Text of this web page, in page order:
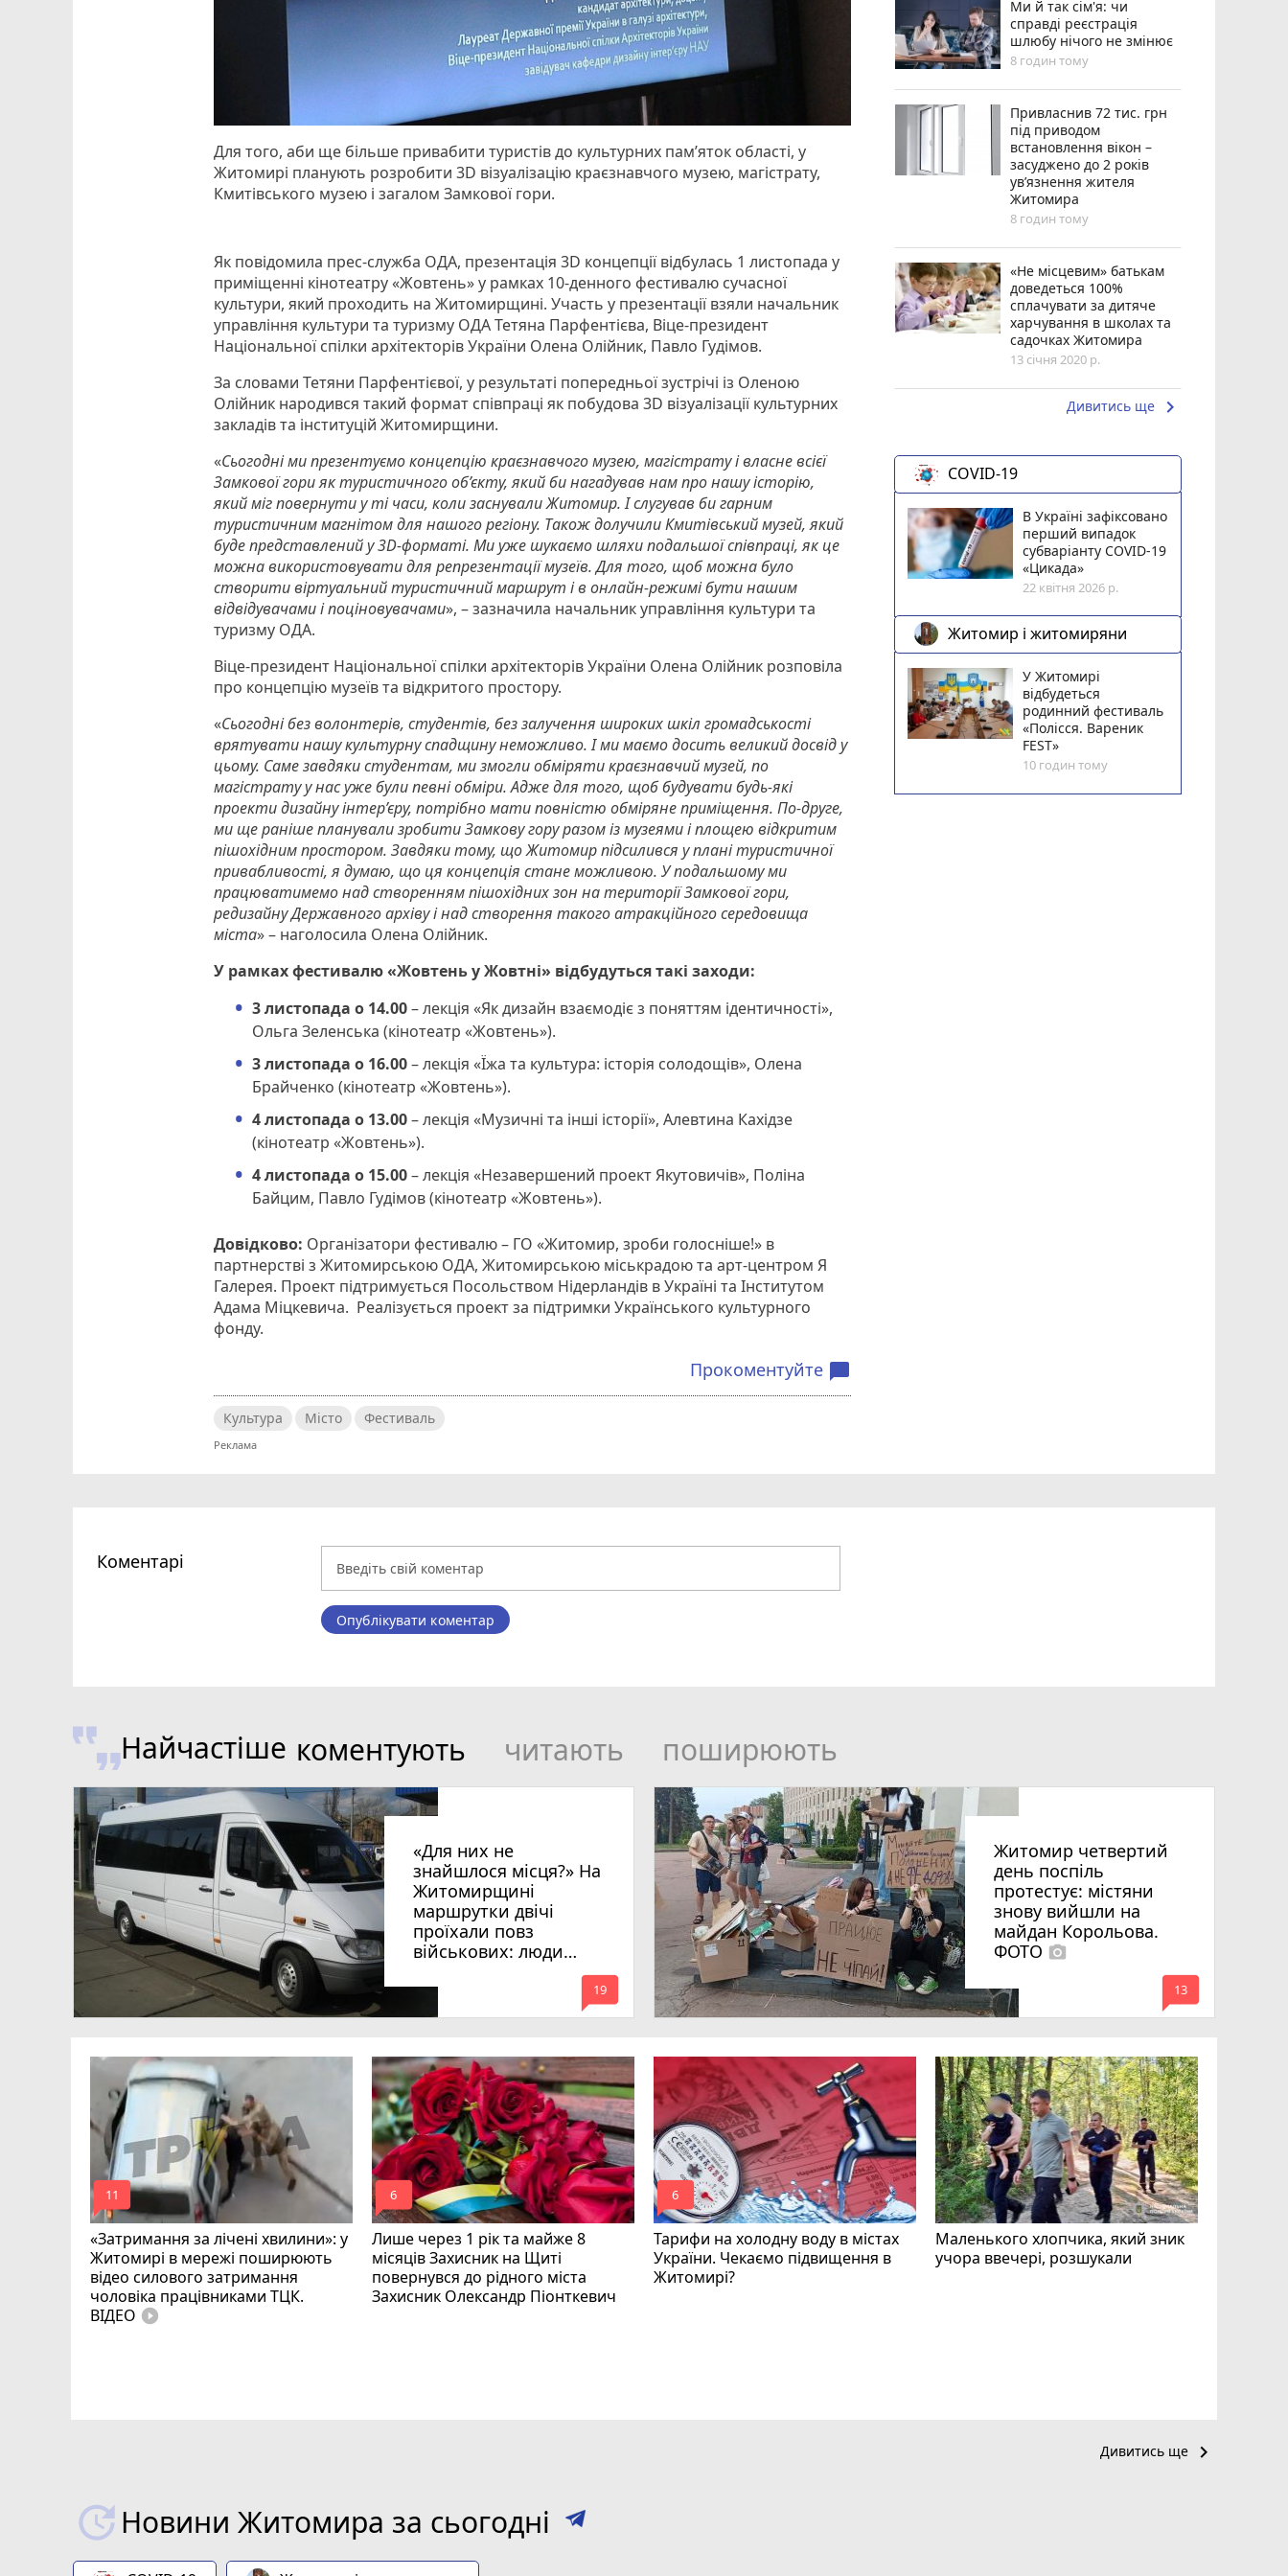
Для того, аби ще більше привабити туристів до культурних пам’яток області, у
Житомирі планують розробити 3D візуалізацію краєзнавчого музею, магістрату,
Кмитівського музею і загалом Замкової гори.
Як повідомила прес-служба ОДА, презентація 3D концепції відбулась 1 листопада у
приміщенні кінотеатру «Жовтень» у рамках 10-денного фестивалю сучасної
культури, який проходить на Житомирщині. Участь у презентації взяли начальник
управління культури та туризму ОДА Тетяна Парфентієва, Віце-президент
Національної спілки архітекторів України Олена Олійник, Павло Гудімов.
За словами Тетяни Парфентієвої, у результаті попередньої зустрічі із Оленою
Олійник народився такий формат співпраці як побудова 3D візуалізації культурних
закладів та інституцій Житомирщини.
«Сьогодні ми презентуємо концепцію краєзнавчого музею, магістрату і власне всієї
Замкової гори як туристичного об’єкту, який би нагадував нам про нашу історію,
який міг повернути у ті часи, коли заснували Житомир. І слугував би гарним
туристичним магнітом для нашого регіону. Також долучили Кмитівський музей, який
буде представлений у 3D-форматі. Ми уже шукаємо шляхи подальшої співпраці, як це
можна використовувати для репрезентації музеїв. Для того, щоб можна було
створити віртуальний туристичний маршрут і в онлайн-режимі бути нашим
відвідувачами і поціновувачами», – зазначила начальник управління культури та
туризму ОДА.
Віце-президент Національної спілки архітекторів України Олена Олійник розповіла
про концепцію музеїв та відкритого простору.
«Сьогодні без волонтерів, студентів, без залучення широких шкіл громадськості
врятувати нашу культурну спадщину неможливо. І ми маємо досить великий досвід у
цьому. Саме завдяки студентам, ми змогли обміряти краєзнавчий музей, по
магістрату у нас уже були певні обміри. Адже для того, щоб будувати будь-які
проекти дизайну інтер’єру, потрібно мати повністю обміряне приміщення. По-друге,
ми ще раніше планували зробити Замкову гору разом із музеями і площею відкритим
пішохідним простором. Завдяки тому, що Житомир підсилився у плані туристичної
привабливості, я думаю, що ця концепція стане можливою. У подальшому ми
працюватимемо над створенням пішохідних зон на території Замкової гори,
редизайну Державного архіву і над створення такого атракційного середовища
міста» – наголосила Олена Олійник.
У рамках фестивалю «Жовтень у Жовтні» відбудуться такі заходи:
3 листопада о 14.00– лекція «Як дизайн взаємодіє з поняттям ідентичності»,
Ольга Зеленська (кінотеатр «Жовтень»).
3 листопада о 16.00– лекція «Їжа та культура: історія солодощів», Олена
Брайченко (кінотеатр «Жовтень»).
4 листопада о 13.00– лекція «Музичні та інші історії», Алевтина Кахідзе
(кінотеатр «Жовтень»).
4 листопада о 15.00– лекція «Незавершений проект Якутовичів», Поліна
Байцим, Павло Гудімов (кінотеатр «Жовтень»).
Довідково: Організатори фестивалю – ГО «Житомир, зроби голосніше!» в
партнерстві з Житомирською ОДА, Житомирською міськрадою та арт-центром Я
Галерея. Проект підтримується Посольством Нідерландів в Україні та Інститутом
Адама Міцкевича. Реалізується проект за підтримки Українського культурного
фонду.
Прокоментуйте chat_bubble
Культура Місто Фестиваль
Ми й так сім'я: чи
справді реєстрація
шлюбу нічого не змінює
8 годин тому
Привласнив 72 тис. грн
під приводом
встановлення вікон –
засуджено до 2 років
ув’язнення жителя
Житомира
8 годин тому
«Не місцевим» батькам
доведеться 100%
сплачувати за дитяче
харчування в школах та
садочках Житомира
13 січня 2020 р.
Дивитись ще keyboard_arrow_right
COVID-19
В Україні зафіксовано
перший випадок
субваріанту COVID-19
«Цикада»
22 квітня 2026 р.
Житомир і житомиряни
У Житомирі
відбудеться
родинний фестиваль
«Полісся. Вареник
FEST»
10 годин тому
Коментарі
Опублікувати коментар
Найчастіше коментують читають поширюють
«Для них не
знайшлося місця?» На
Житомирщині
маршрутки двічі
проїхали повз
військових: люди
вимагають покарати
винних
mode_comment
19
Житомир четвертий
день поспіль
протестує: містяни
знову вийшли на
майдан Корольова.
ФОТО photo_camera
mode_comment
13
«Затримання за лічені хвилини»: у
Житомирі в мережі поширюють
відео силового затримання
чоловіка працівниками ТЦК.
ВІДЕО play_circle_filled
mode_comment
11
Лише через 1 рік та майже 8
місяців Захисник на Щиті
повернувся до рідного міста
Захисник Олександр Піонткевич
mode_comment
6
Тарифи на холодну воду в містах
України. Чекаємо підвищення в
Житомирі?
mode_comment
6
Маленького хлопчика, який зник
учора ввечері, розшукали
Дивитись ще keyboard_arrow_right
Новини Житомира за сьогодні